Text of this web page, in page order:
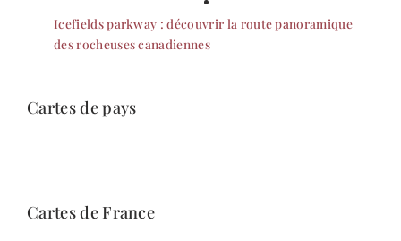
Icefields parkway : découvrir la route panoramique
des rocheuses canadiennes
Cartes de pays
Cartes de France